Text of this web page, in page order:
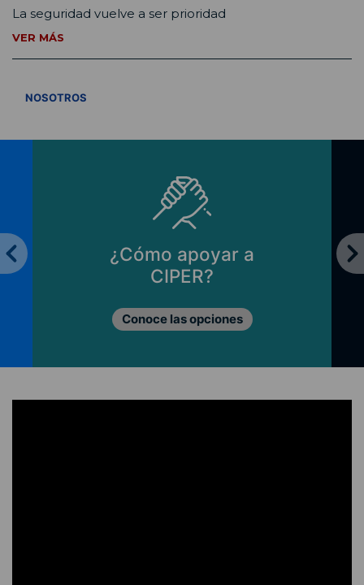
La seguridad vuelve a ser prioridad
VER MÁS
NOSOTROS
¿Cómo apoyar a
CIPER?
Conoce las opciones